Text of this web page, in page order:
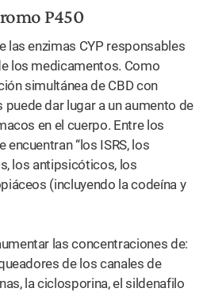
P450
las enzimas CYP responsables
los medicamentos. Como
simultánea de CBD con
dar lugar a un aumento de
en el cuerpo. Entre los
“los ISRS, los
los antipsicóticos, los
(incluyendo la codeína y
las concentraciones de:
de los canales de
la ciclosporina, el sildenafilo